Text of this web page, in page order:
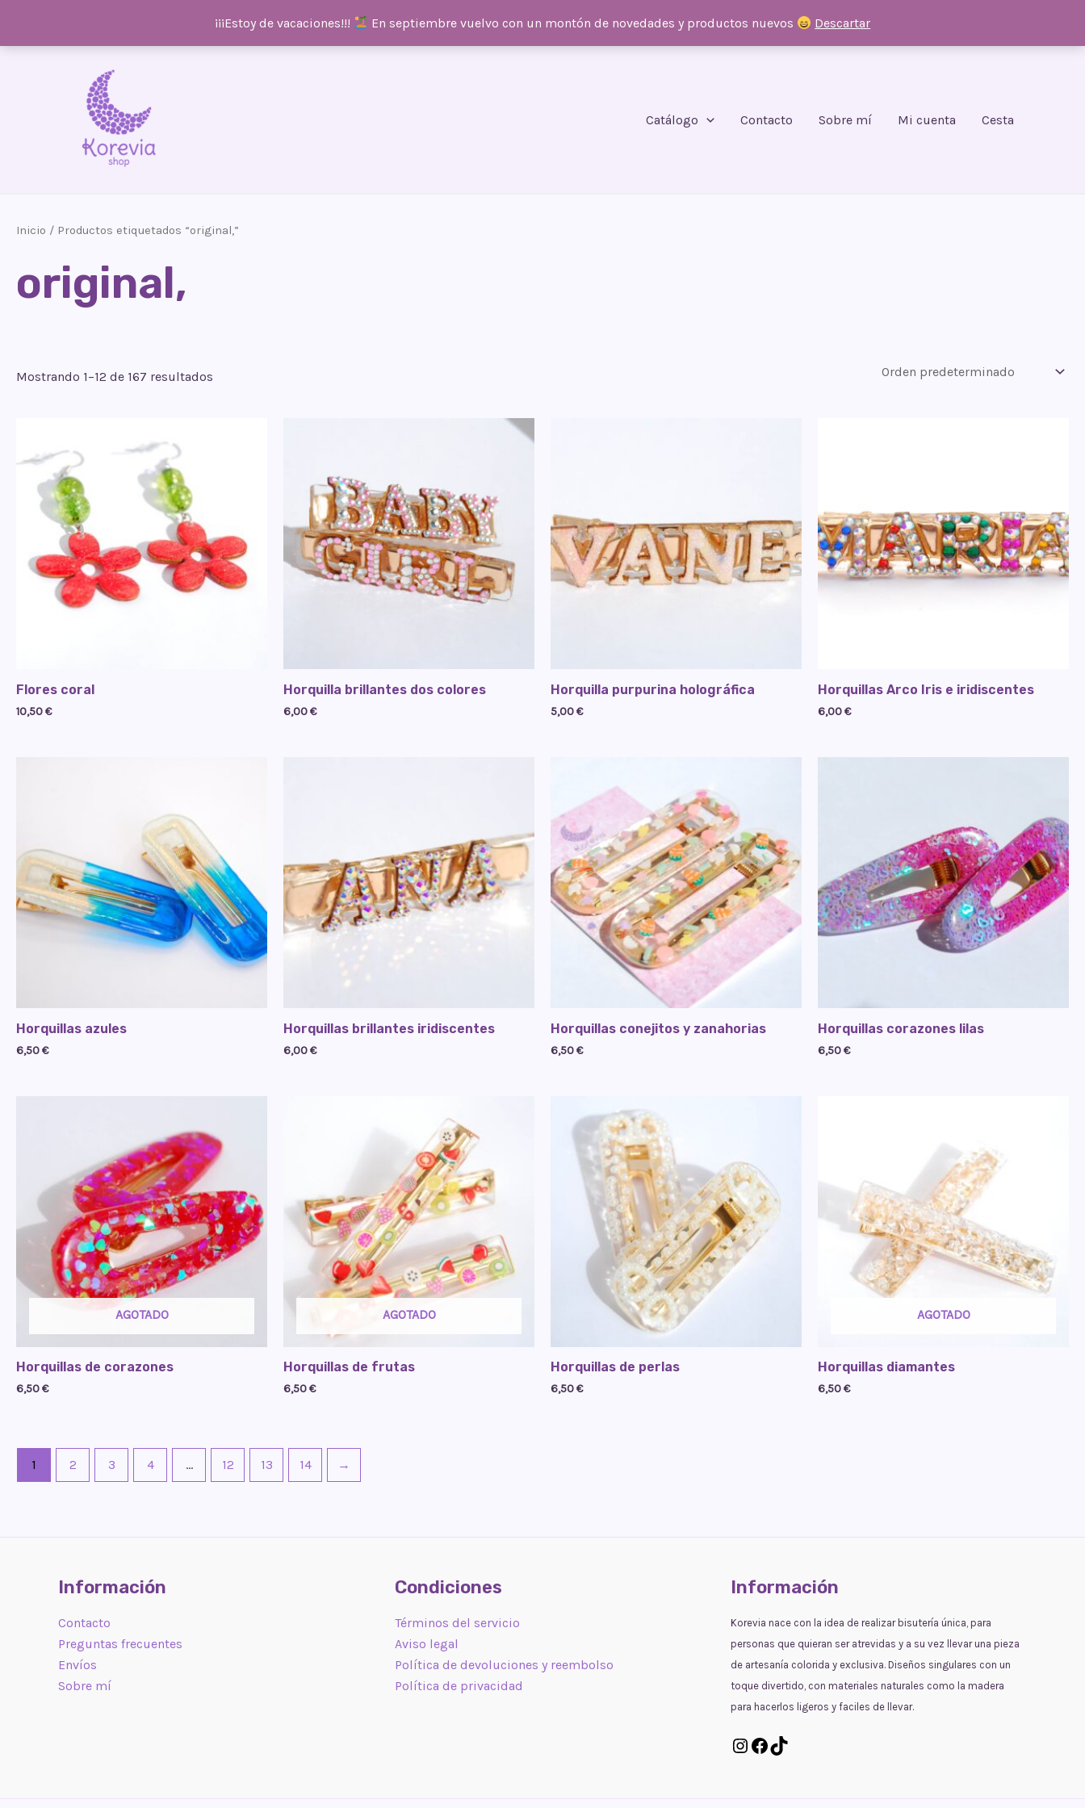
¡¡¡Estoy de vacaciones!!! En septiembre vuelvo con un montón de novedades y productos nuevos Descartar
Catálogo
Contacto Sobre mí Mi cuenta Cesta
Inicio / Productos etiquetados “original,”
original,
Mostrando 1–12 de 167 resultados
Flores coral
10,50€
Horquilla brillantes dos colores
6,00€
Horquilla purpurina holográfica
5,00€
Horquillas Arco Iris e iridiscentes
6,00€
Horquillas azules
6,50€
Horquillas brillantes iridiscentes
6,00€
Horquillas conejitos y zanahorias
6,50€
Horquillas corazones lilas
6,50€
AGOTADO
Horquillas de corazones
6,50€
AGOTADO
Horquillas de frutas
6,50€
Horquillas de perlas
6,50€
AGOTADO
Horquillas diamantes
6,50€
1 2 3 4 … 12 13 14 →
Información
Contacto
Preguntas frecuentes
Envíos
Sobre mí
Condiciones
Términos del servicio
Aviso legal
Política de devoluciones y reembolso
Política de privacidad
Información
Korevia nace con la idea de realizar bisutería única, para
personas que quieran ser atrevidas y a su vez llevar una pieza
de artesanía colorida y exclusiva. Diseños singulares con un
toque divertido, con materiales naturales como la madera
para hacerlos ligeros y faciles de llevar.
Instagram
Facebook